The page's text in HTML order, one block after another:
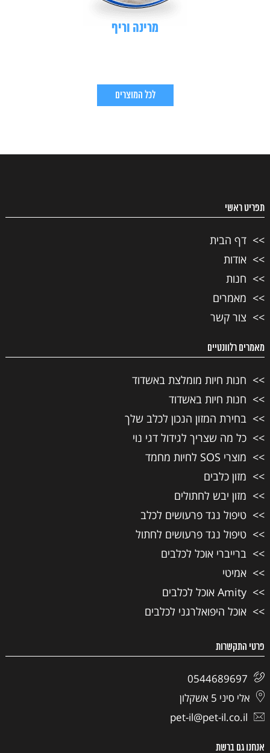
מרינה וריף
לכל המוצרים
תפריט ראשי
דף הבית
אודות
חנות
מאמרים
צור קשר
מאמרים רלוונטיים
חנות חיות מומלצת באשדוד
חנות חיות באשדוד
בחירת המזון הנכון לכלב שלך
כל מה שצריך לגידול דגי נוי
מוצרי SOS לחיות מחמד
מזון כלבים
מזון יבש לחתולים
טיפול נגד פרעושים לכלב
טיפול נגד פרעושים לחתול
ברייברי אוכל לכלבים
אמיטי
Amity אוכל לכלבים
אוכל היפואלרגני לכלבים
פרטי התקשרות
0544689697
אלי סיני 5 אשקלון
pet-il@pet-il.co.il
אנחנו גם ברשת